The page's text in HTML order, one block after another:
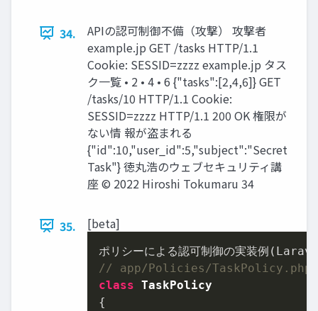
34.
APIの認可制御不備（攻撃） 攻撃者
example.jp GET /tasks HTTP/1.1
Cookie: SESSID=zzzz example.jp タス
ク一覧 • 2 • 4 • 6 {"tasks":[2,4,6]} GET
/tasks/10 HTTP/1.1 Cookie:
SESSID=zzzz HTTP/1.1 200 OK 権限が
ない情 報が盗まれる
{"id":10,"user_id":5,"subject":"Secret
Task"} 徳丸浩のウェブセキュリティ講
座 © 2022 Hiroshi Tokumaru 34
35. [beta]
// app/Policies/TaskPolicy.php
class TaskPolicy